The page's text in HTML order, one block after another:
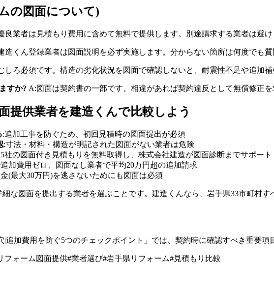
の図面について)
良業者は見積もり費用に含めて無料で提供します。別途請求する業者は避け
造くん登録業者は図面説明を必ず実施します。分からない箇所は何度でも質
しろ必須です。構造の劣化状況を図面で確認しないと、耐震性不足や追加補
すか? A:図面は契約書の一部です。相違があれば契約違反として無償修正を
提供業者を建造くんで比較しよう
:追加工事を防ぐため、初回見積時の図面提出が必須
:寸法・材料・構造が明記された図面がない業者は危険
社の図面付き見積もりを無料取得し、株式会社建造が図面診断までサポート
加費用ゼロ、図面なし業者で平均20万円超の追加請求
(最大30万円)を逃さないためにも図面は必須
な図面を提出する業者を選ぶことです。建造くんなら、岩手県33市町村
追加費用を防ぐ5つのチェックポイント」では、契約時に確認すべき重要項
フォーム図面提供#業者選び#岩手県リフォーム#見積もり比較